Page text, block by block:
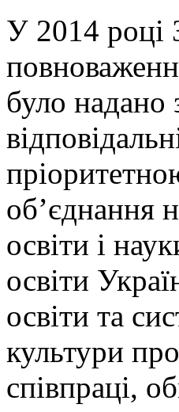
У 2014 році
було надано
об’єднання
освіти і
освіти
освіти та
культури
співпраці,